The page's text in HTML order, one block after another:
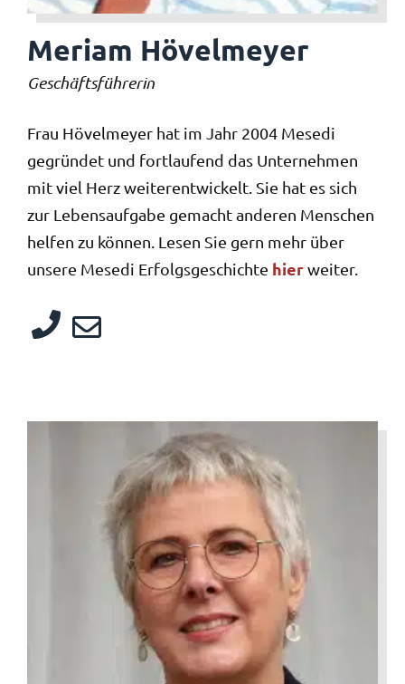
Meriam Hövelmeyer
Geschäftsführerin
Frau Hövelmeyer hat im Jahr 2004 Mesedi
gegründet und fortlaufend das Unternehmen
mit viel Herz weiterentwickelt. Sie hat es sich
zur Lebensaufgabe gemacht anderen Menschen
helfen zu können. Lesen Sie gern mehr über
unsere Mesedi Erfolgsgeschichte hierweiter.